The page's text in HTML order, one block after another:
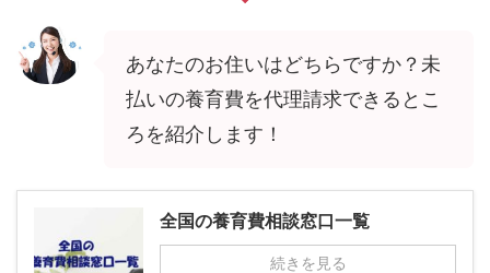
あなたのお住いはどちらですか？未
払いの養育費を代理請求できるとこ
ろを紹介します！
全国の養育費相談窓口一覧
続きを見る